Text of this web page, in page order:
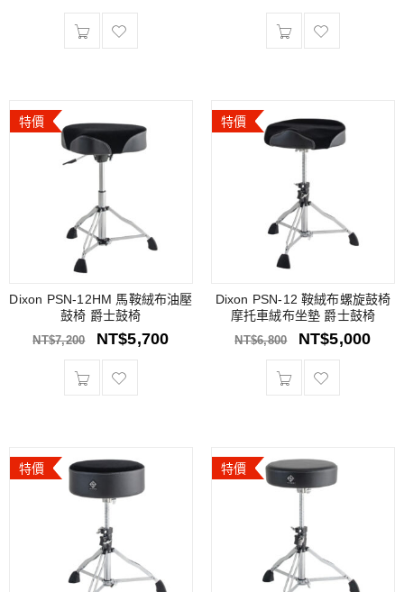
特價
Dixon PSN-12HM 馬鞍絨布油壓
鼓椅 爵士鼓椅
NT$7,200 NT$5,700
特價
Dixon PSN-12 鞍絨布螺旋鼓椅
摩托車絨布坐墊 爵士鼓椅
NT$6,800 NT$5,000
特價 特價